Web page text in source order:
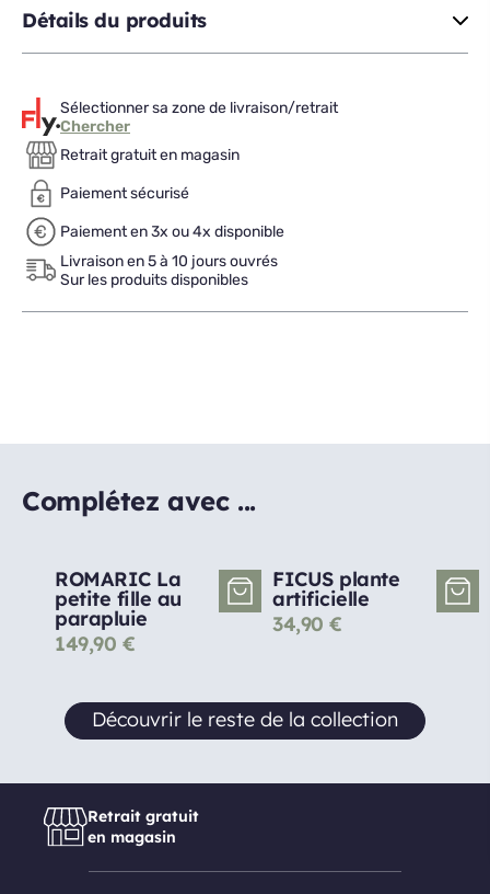
Détails du produits
Sélectionner sa zone de livraison/retrait
Chercher
Retrait gratuit en magasin
Paiement sécurisé
Paiement en 3x ou 4x disponible
Livraison en 5 à 10 jours ouvrés
Sur les produits disponibles
Complétez avec ...
ROMARIC La
petite fille au
parapluie
149,90 €
FICUS plante
artificielle
34,90 €
Découvrir le reste de la collection
Retrait gratuit
en magasin